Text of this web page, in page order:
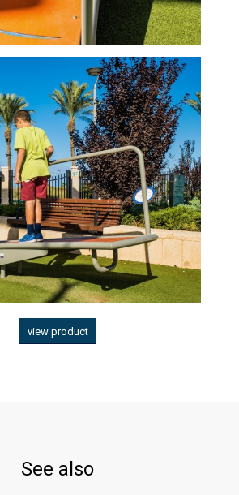
view product
See also